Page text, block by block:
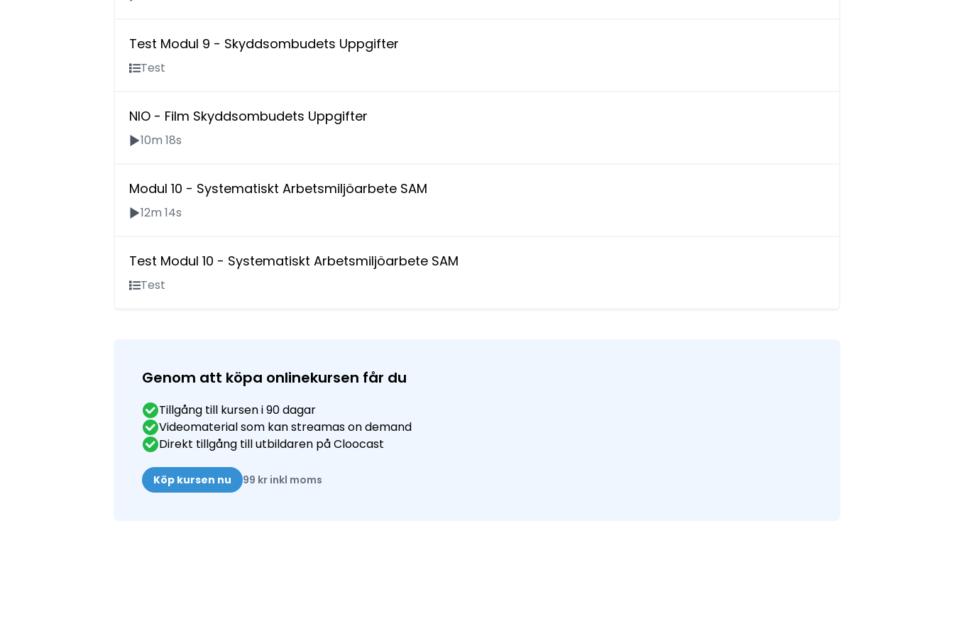
Test Modul 9 - Skyddsombudets Uppgifter
Test
NIO - Film Skyddsombudets Uppgifter
10m 18s
Modul 10 - Systematiskt Arbetsmiljöarbete SAM
12m 14s
Test Modul 10 - Systematiskt Arbetsmiljöarbete SAM
Test
Genom att köpa onlinekursen får du
Tillgång till kursen i 90 dagar
Videomaterial som kan streamas on demand
Direkt tillgång till utbildaren på Cloocast
Köp kursen nu 99 kr inkl moms